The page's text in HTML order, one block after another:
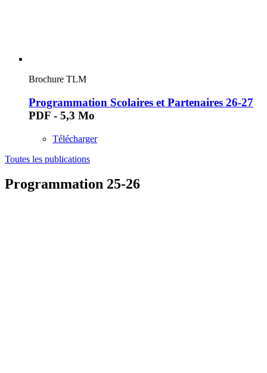
Brochure TLM
Programmation Scolaires et Partenaires 26-27
PDF - 5,3 Mo
Télécharger
Toutes les publications
Programmation 25-26